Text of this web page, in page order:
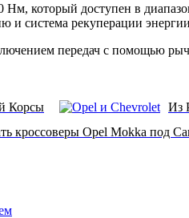
который доступен в
и система рекуперации
передач с помощью
Корсы Из
кроссоверы Opel Mokka под